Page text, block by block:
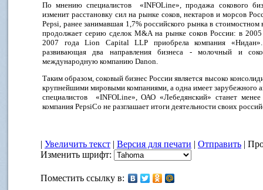
По мнению специалистов «INFOLine», продажа сокового
изменит расстановку сил на рынке соков, нектаров и морсов
Pepsi, ранее занимавшая 1,7% российского рынка в
продолжает серию сделок M&A на рынке соков России: в
2007 года Lion Capital LLP приобрела компания
развивающая два направления бизнеса - молочный и
международную компанию Danon.
Таким образом, соковый бизнес России является высоко
крупнейшими мировыми компаниями, а одна имеет зарубежного
специалистов «INFOLine», ОАО «Лебедянский» станет
компания PepsiCo не разглашает итоги деятельности своих
| Увеличить текст | Версия для печати | Отправить |
Изменить шрифт:
Поместить ссылку в: